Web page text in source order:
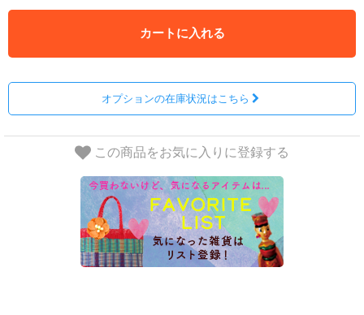
カートに入れる
オプションの在庫状況はこちら
この商品をお気に入りに登録する